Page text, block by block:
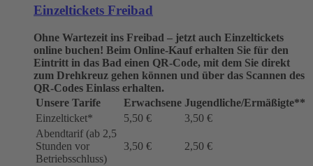
Einzeltickets Freibad
Ohne Wartezeit ins Freibad – jetzt auch Einzeltickets
online buchen! Beim Online-Kauf erhalten Sie für den
Eintritt in das Bad einen QR-Code, mit dem Sie direkt
zum Drehkreuz gehen können und über das Scannen des
QR-Codes Einlass erhalten.
Unsere Tarife
Erwachsene Jugendliche/Ermäßigte**
Einzelticket*
5,50 €
3,50 €
Abendtarif (ab 2,5
Stunden vor
Betriebsschluss)
3,50 € 2,50 €